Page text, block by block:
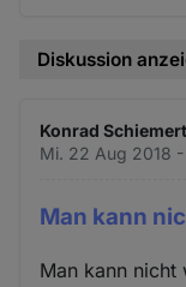
Diskussion
Konrad
Mi. 22 Aug 2018 -
Man kann
Man kann nicht